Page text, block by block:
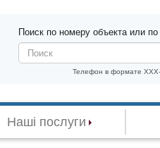
Поиск по номеру объекта или
Телефон в формате
Наші послуги